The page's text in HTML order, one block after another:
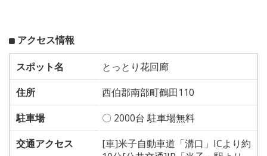
アクセス情報
スポット名
とっとり花回廊
住所
西伯郡南部町鶴田110
駐車場
〇 2000台 駐車場無料
交通アクセス
[車]米子自動車道「溝口」ICより約